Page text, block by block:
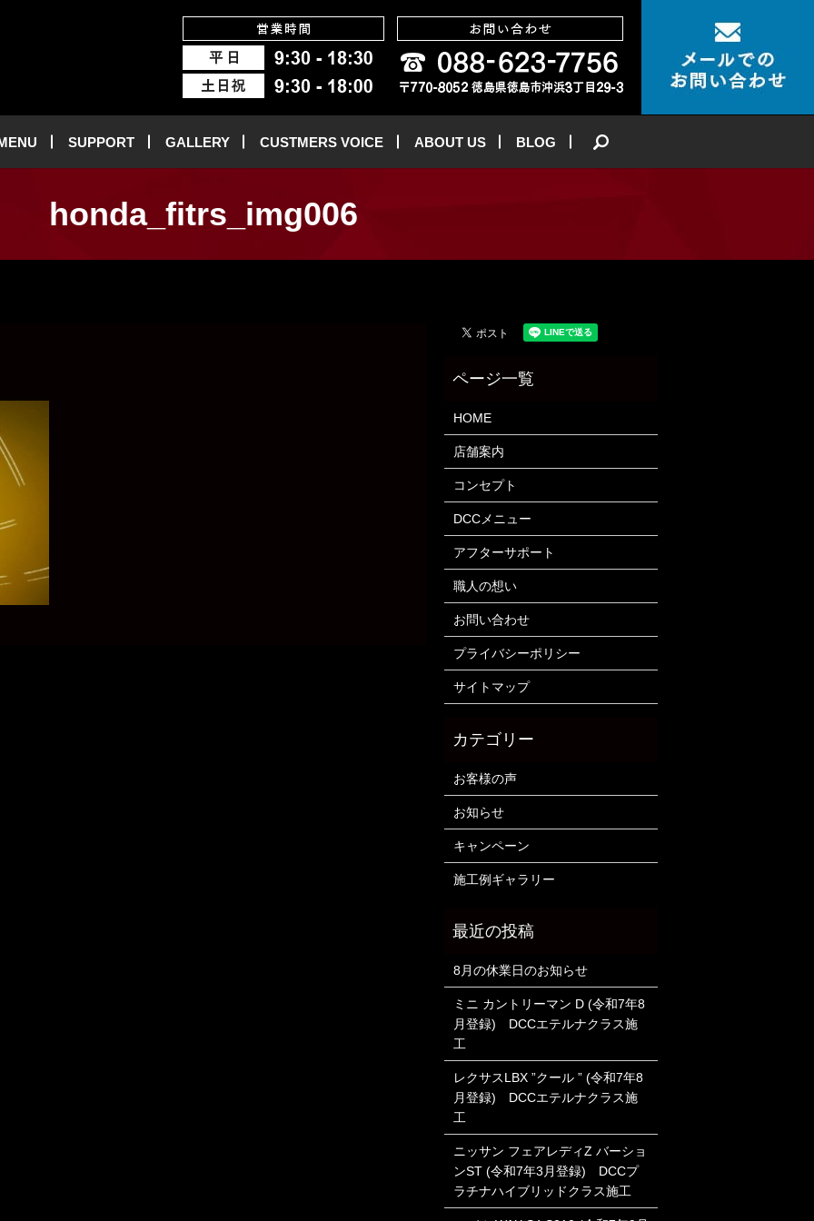
SUPPORT GALLERY CUSTMERS VOICE ABOUT US BLOG
honda_fitrs_img006
HOME
店舗案内
コンセプト
DCCメニュー
アフターサポート
職人の想い
お問い合わせ
プライバシーポリシー
サイトマップ
お客様の声
お知らせ
キャンペーン
施工例ギャラリー
8月の休業日のお知らせ
ミニ カントリーマン D (令和7年8
月登録) DCCエテルナクラス施
工
レクサスLBX ”クール ” (令和7年8
月登録) DCCエテルナクラス施
工
ニッサン フェアレディZ バーショ
ンST (令和7年3月登録) DCCプ
ラチナハイブリッドクラス施工